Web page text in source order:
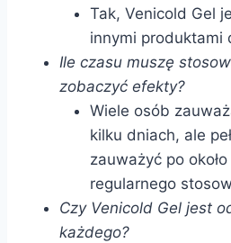
Tak, Venicold Gel
innymi produktami
Ile czasu muszę
zobaczyć efekty?
Wiele osób
kilku dniach, ale
zauważyć po
regularnego
Czy Venicold Gel jest
każdego?